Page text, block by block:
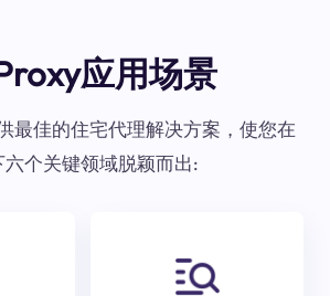
应用场景
最佳的住宅代理解决方案，使您在
六个关键领域脱颖而出: